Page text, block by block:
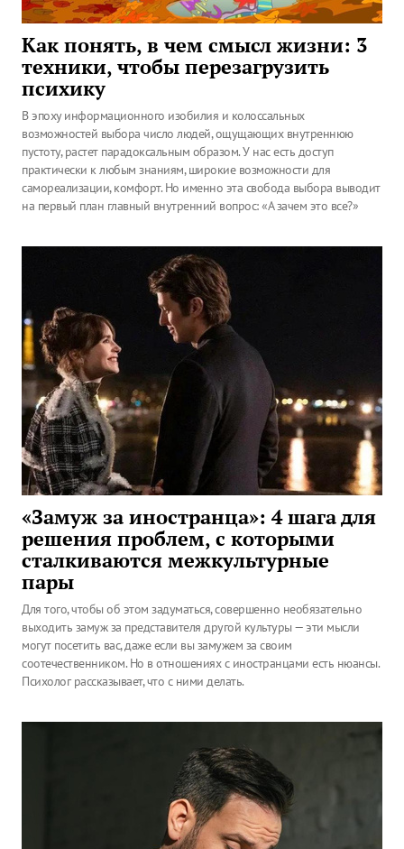
Как понять, в чем смысл жизни: 3
техники, чтобы перезагрузить
психику
В эпоху информационного изобилия и колоссальных
возможностей выбора число людей, ощущающих внутреннюю
пустоту, растет парадоксальным образом. У нас есть доступ
практически к любым знаниям, широкие возможности для
самореализации, комфорт. Но именно эта свобода выбора выводит
на первый план главный внутренний вопрос: «А зачем это все?»
«Замуж за иностранца»: 4 шага для
решения проблем, с которыми
сталкиваются межкультурные
пары
Для того, чтобы об этом задуматься, совершенно необязательно
выходить замуж за представителя другой культуры — эти мысли
могут посетить вас, даже если вы замужем за своим
соотечественником. Но в отношениях с иностранцами есть нюансы.
Психолог рассказывает, что с ними делать.